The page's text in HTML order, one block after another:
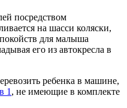
посредством
на шасси коляски,
для малыша
его из автокресла в
ребенка в машине,
1 , не имеющие в комплекте